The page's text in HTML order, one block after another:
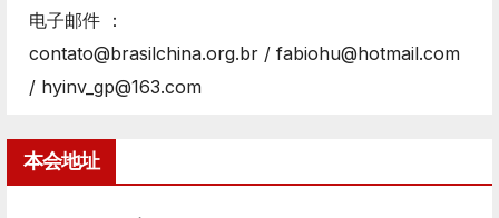
电子邮件 ：
contato@brasilchina.org.br / fabiohu@hotmail.com
/ hyinv_gp@163.com
本会地址